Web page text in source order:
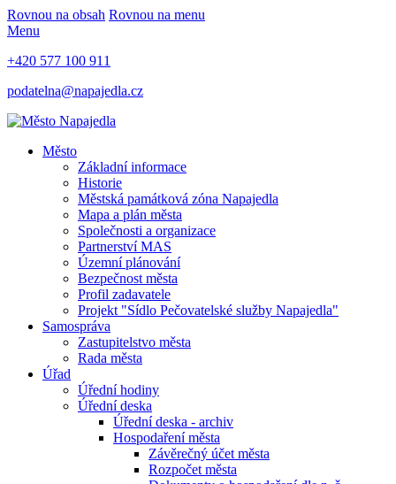
Rovnou na obsah Rovnou na menu
Menu
+420 577 100 911
podatelna@napajedla.cz
Město
Základní informace
Historie
Městská památková zóna Napajedla
Mapa a plán města
Společnosti a organizace
Partnerství MAS
Územní plánování
Bezpečnost města
Profil zadavatele
Projekt "Sídlo Pečovatelské služby Napajedla"
Samospráva
Zastupitelstvo města
Rada města
Úřad
Úřední hodiny
Úřední deska
Úřední deska - archiv
Hospodaření města
Závěrečný účet města
Rozpočet města